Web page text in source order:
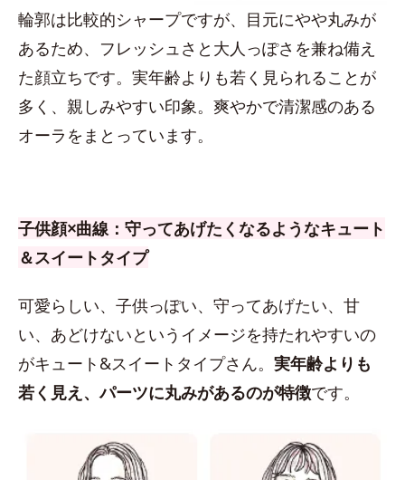
輪郭は比較的シャープですが、目元にやや丸みが
あるため、フレッシュさと大人っぽさを兼ね備え
た顔立ちです。実年齢よりも若く見られることが
多く、親しみやすい印象。爽やかで清潔感のある
オーラをまとっています。
子供顔×曲線：守ってあげたくなるようなキュート
＆スイートタイプ
可愛らしい、子供っぽい、守ってあげたい、甘
い、あどけないというイメージを持たれやすいの
がキュート&スイートタイプさん。 実年齢よりも
若く見え、パーツに丸みがあるのが特徴です。